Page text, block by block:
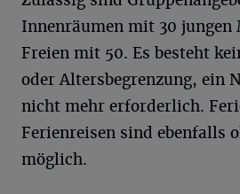
Innenräumen mit 30 jungen
Freien mit 50. Es besteht
oder Altersbegrenzung, ein
nicht mehr erforderlich.
Ferienreisen sind ebenfalls
möglich.